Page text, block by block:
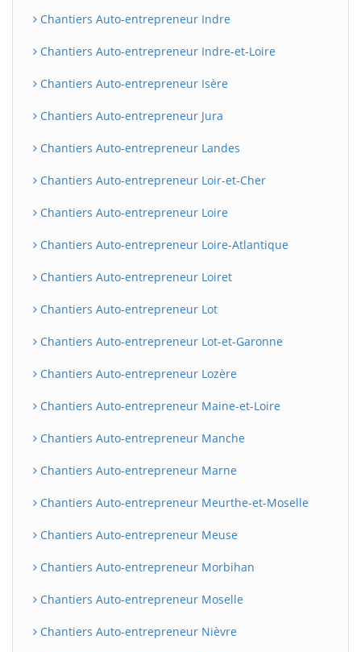
Chantiers Auto-entrepreneur Indre
Chantiers Auto-entrepreneur Indre-et-Loire
Chantiers Auto-entrepreneur Isère
Chantiers Auto-entrepreneur Jura
Chantiers Auto-entrepreneur Landes
Chantiers Auto-entrepreneur Loir-et-Cher
Chantiers Auto-entrepreneur Loire
Chantiers Auto-entrepreneur Loire-Atlantique
Chantiers Auto-entrepreneur Loiret
Chantiers Auto-entrepreneur Lot
Chantiers Auto-entrepreneur Lot-et-Garonne
Chantiers Auto-entrepreneur Lozère
Chantiers Auto-entrepreneur Maine-et-Loire
Chantiers Auto-entrepreneur Manche
Chantiers Auto-entrepreneur Marne
Chantiers Auto-entrepreneur Meurthe-et-Moselle
Chantiers Auto-entrepreneur Meuse
Chantiers Auto-entrepreneur Morbihan
Chantiers Auto-entrepreneur Moselle
Chantiers Auto-entrepreneur Nièvre